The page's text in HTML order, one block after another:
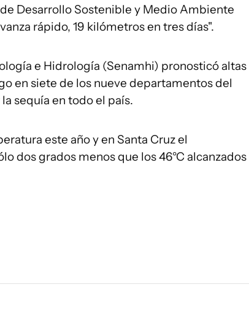
Desarrollo Sostenible y Medio Ambiente
rápido, 19 kilómetros en tres días".
e Hidrología (Senamhi) pronosticó altas
en siete de los nueve departamentos del
sequía en todo el país.
este año y en Santa Cruz el
dos grados menos que los 46°C alcanzados